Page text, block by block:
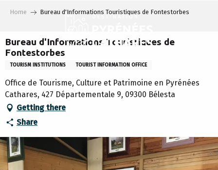
principal
Home Bureau d'Informations Touristiques de Fontestorbes
Bureau d'Informations Touristiques de
Fontestorbes
TOURISM INSTITUTIONS TOURIST INFORMATION OFFICE
Office de Tourisme, Culture et Patrimoine en Pyrénées
Cathares, 427 Départementale 9, 09300 Bélesta
Getting there
Share